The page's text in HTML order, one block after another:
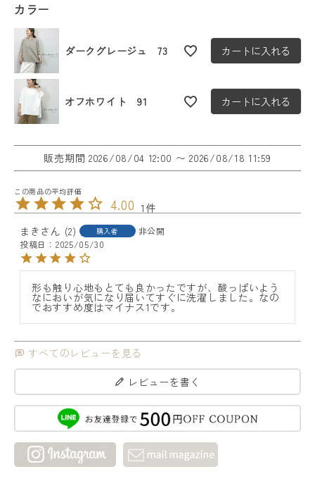
カラー
ダークグレージュ 73 カートに入れる
オフホワイト 91 カートに入れる
販売期間 2026/08/04 12:00 〜 2026/08/18 11:59
4.00 1
まき
2 購入者
非公開
投稿日
2025/05/30
形も触り心地もとても良かったですが、酸っぱいよう
なにおいが気になり届いてすぐに洗濯しました。なの
でおすすめ度はマイナス1です。
すべてのレビューを見る
レビューを書く